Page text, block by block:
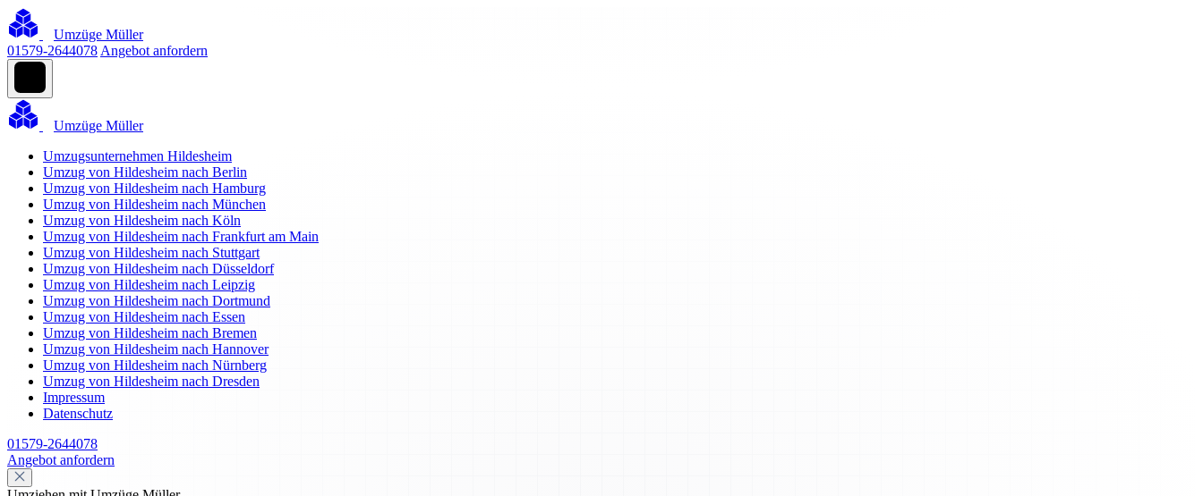
Umzüge Müller
01579-2644078 Angebot anfordern
Umzüge Müller
Umzugsunternehmen Hildesheim
Umzug von Hildesheim nach Berlin
Umzug von Hildesheim nach Hamburg
Umzug von Hildesheim nach München
Umzug von Hildesheim nach Köln
Umzug von Hildesheim nach Frankfurt am Main
Umzug von Hildesheim nach Stuttgart
Umzug von Hildesheim nach Düsseldorf
Umzug von Hildesheim nach Leipzig
Umzug von Hildesheim nach Dortmund
Umzug von Hildesheim nach Essen
Umzug von Hildesheim nach Bremen
Umzug von Hildesheim nach Hannover
Umzug von Hildesheim nach Nürnberg
Umzug von Hildesheim nach Dresden
Impressum
Datenschutz
01579-2644078
Angebot anfordern